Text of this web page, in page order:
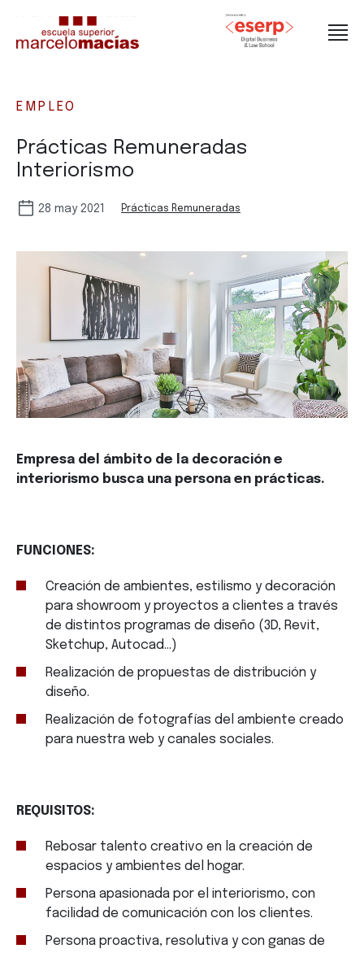
EMPLEO
Prácticas Remuneradas
Interiorismo
28 may 2021 Prácticas Remuneradas
Empresa del ámbito de la decoración e
interiorismo busca una persona en prácticas.
FUNCIONES:
Creación de ambientes, estilismo y decoración
para showroom y proyectos a clientes a través
de distintos programas de diseño (3D, Revit,
Sketchup, Autocad…)
Realización de propuestas de distribución y
diseño.
Realización de fotografías del ambiente creado
para nuestra web y canales sociales.
REQUISITOS:
Rebosar talento creativo en la creación de
espacios y ambientes del hogar.
Persona apasionada por el interiorismo, con
facilidad de comunicación con los clientes.
Persona proactiva, resolutiva y con ganas de